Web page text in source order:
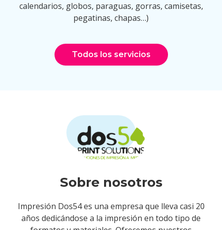
calendarios, globos, paraguas, gorras, camisetas,
pegatinas, chapas…)
Todos los servicios
Sobre nosotros
Impresión Dos54 es una empresa que lleva casi 20
años dedicándose a la impresión en todo tipo de